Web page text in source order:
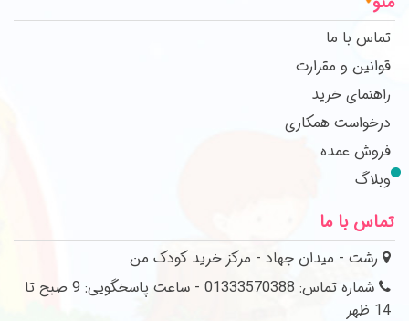
تماس با ما
قوانین و مقرارت
راهنمای خرید
درخواست همکاری
فروش عمده
وبلاگ
تماس با ما
رشت - میدان جهاد - مرکز خرید کودک من
شماره تماس: 01333570388 - ساعت پاسخگویی: 9 صبح تا
14 ظهر